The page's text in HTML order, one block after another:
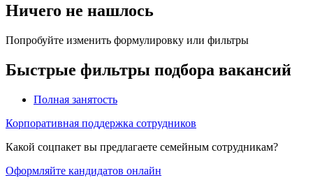
Ничего не нашлось
Попробуйте изменить формулировку или фильтры
Быстрые фильтры подбора вакансий
Полная занятость
Корпоративная поддержка сотрудников
Какой соцпакет вы предлагаете семейным сотрудникам?
Оформляйте кандидатов онлайн